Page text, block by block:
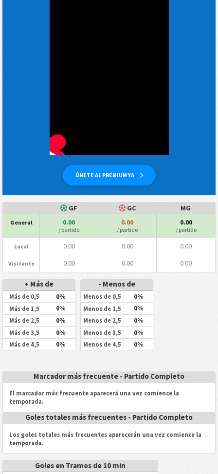
ÚNETE AL PREMIUM YA
GF GC MG
General 0.00
/ partido
0.00
/ partido
0.00
/ partido
Local 0.00 0.00 0.00
Visitante 0.00 0.00 0.00
+ Más de
Más de 0,5 0%
Más de 1,5 0%
Más de 2,5 0%
Más de 3,5 0%
Más de 4,5 0%
- Menos de
Menos de 0,5 0%
Menos de 1,5 0%
Menos de 2,5 0%
Menos de 3,5 0%
Menos de 4,5 0%
Marcador más frecuente - Partido Completo
El marcador más frecuente aparecerá una vez comience la
temporada.
Goles totales más frecuentes - Partido Completo
Los goles totales más frecuentes aparecerán una vez comience la
temporada.
Goles en Tramos de 10 min